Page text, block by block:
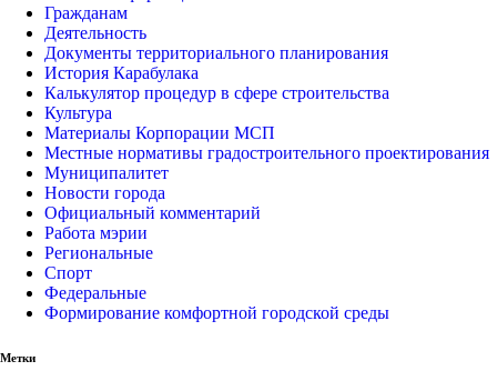
Гражданам
Деятельность
Документы территориального планирования
История Карабулака
Калькулятор процедур в сфере строительства
Культура
Материалы Корпорации МСП
Местные нормативы градостроительного проектирования
Муниципалитет
Новости города
Официальный комментарий
Работа мэрии
Региональные
Спорт
Федеральные
Формирование комфортной городской среды
Метки